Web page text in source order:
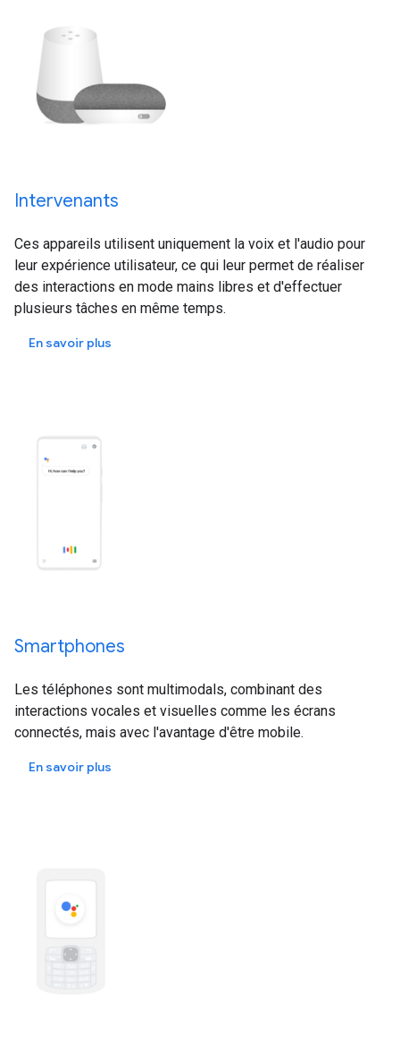
Intervenants
Ces appareils utilisent uniquement la voix et l'audio pour
leur expérience utilisateur, ce qui leur permet de réaliser
des interactions en mode mains libres et d'effectuer
plusieurs tâches en même temps.
En savoir plus
Smartphones
Les téléphones sont multimodals, combinant des
interactions vocales et visuelles comme les écrans
connectés, mais avec l'avantage d'être mobile.
En savoir plus